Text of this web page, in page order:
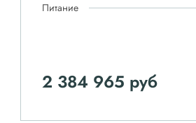
Питание
2 384 965 руб